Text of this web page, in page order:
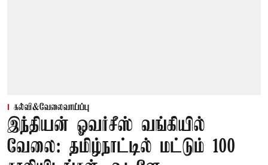
கல்வி&வேலைவாய்ப்பு
இந்தியன் ஓவர்சீஸ் வங்கியில்
வேலை: தமிழ்நாட்டில் மட்டும் 100